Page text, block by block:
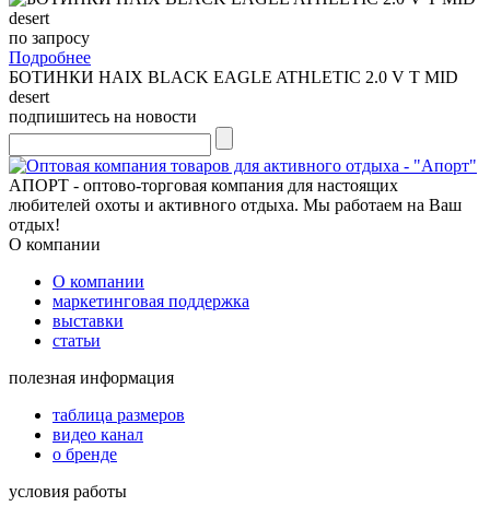
по запросу
Подробнее
БОТИНКИ HAIX BLACK EAGLE ATHLETIC 2.0 V T MID
desert
подпишитесь на новости
АПОРТ - оптово-торговая компания для настоящих
любителей охоты и активного отдыха. Мы работаем на Ваш
отдых!
О компании
О компании
маркетинговая поддержка
выставки
статьи
полезная информация
таблица размеров
видео канал
о бренде
условия работы